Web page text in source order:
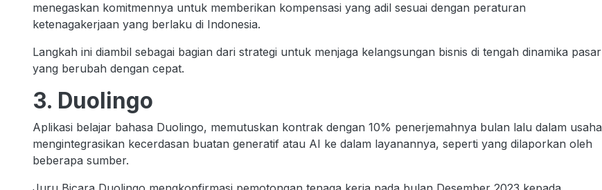
menegaskan komitmennya untuk memberikan kompensasi yang adil sesuai dengan peraturan
ketenagakerjaan yang berlaku di Indonesia.
Langkah ini diambil sebagai bagian dari strategi untuk menjaga kelangsungan bisnis di tengah dinamika pasar
yang berubah dengan cepat.
3. Duolingo
Aplikasi belajar bahasa Duolingo, memutuskan kontrak dengan 10% penerjemahnya bulan lalu dalam usaha
mengintegrasikan kecerdasan buatan generatif atau AI ke dalam layanannya, seperti yang dilaporkan oleh
beberapa sumber.